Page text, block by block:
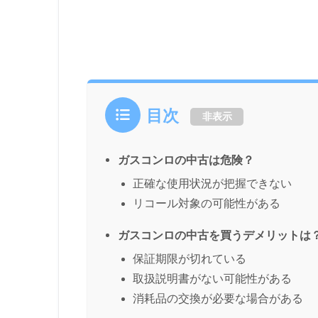
目次 非表示
ガスコンロの中古は危険？
正確な使用状況が把握できない
リコール対象の可能性がある
ガスコンロの中古を買うデメリットは
保証期限が切れている
取扱説明書がない可能性がある
消耗品の交換が必要な場合がある